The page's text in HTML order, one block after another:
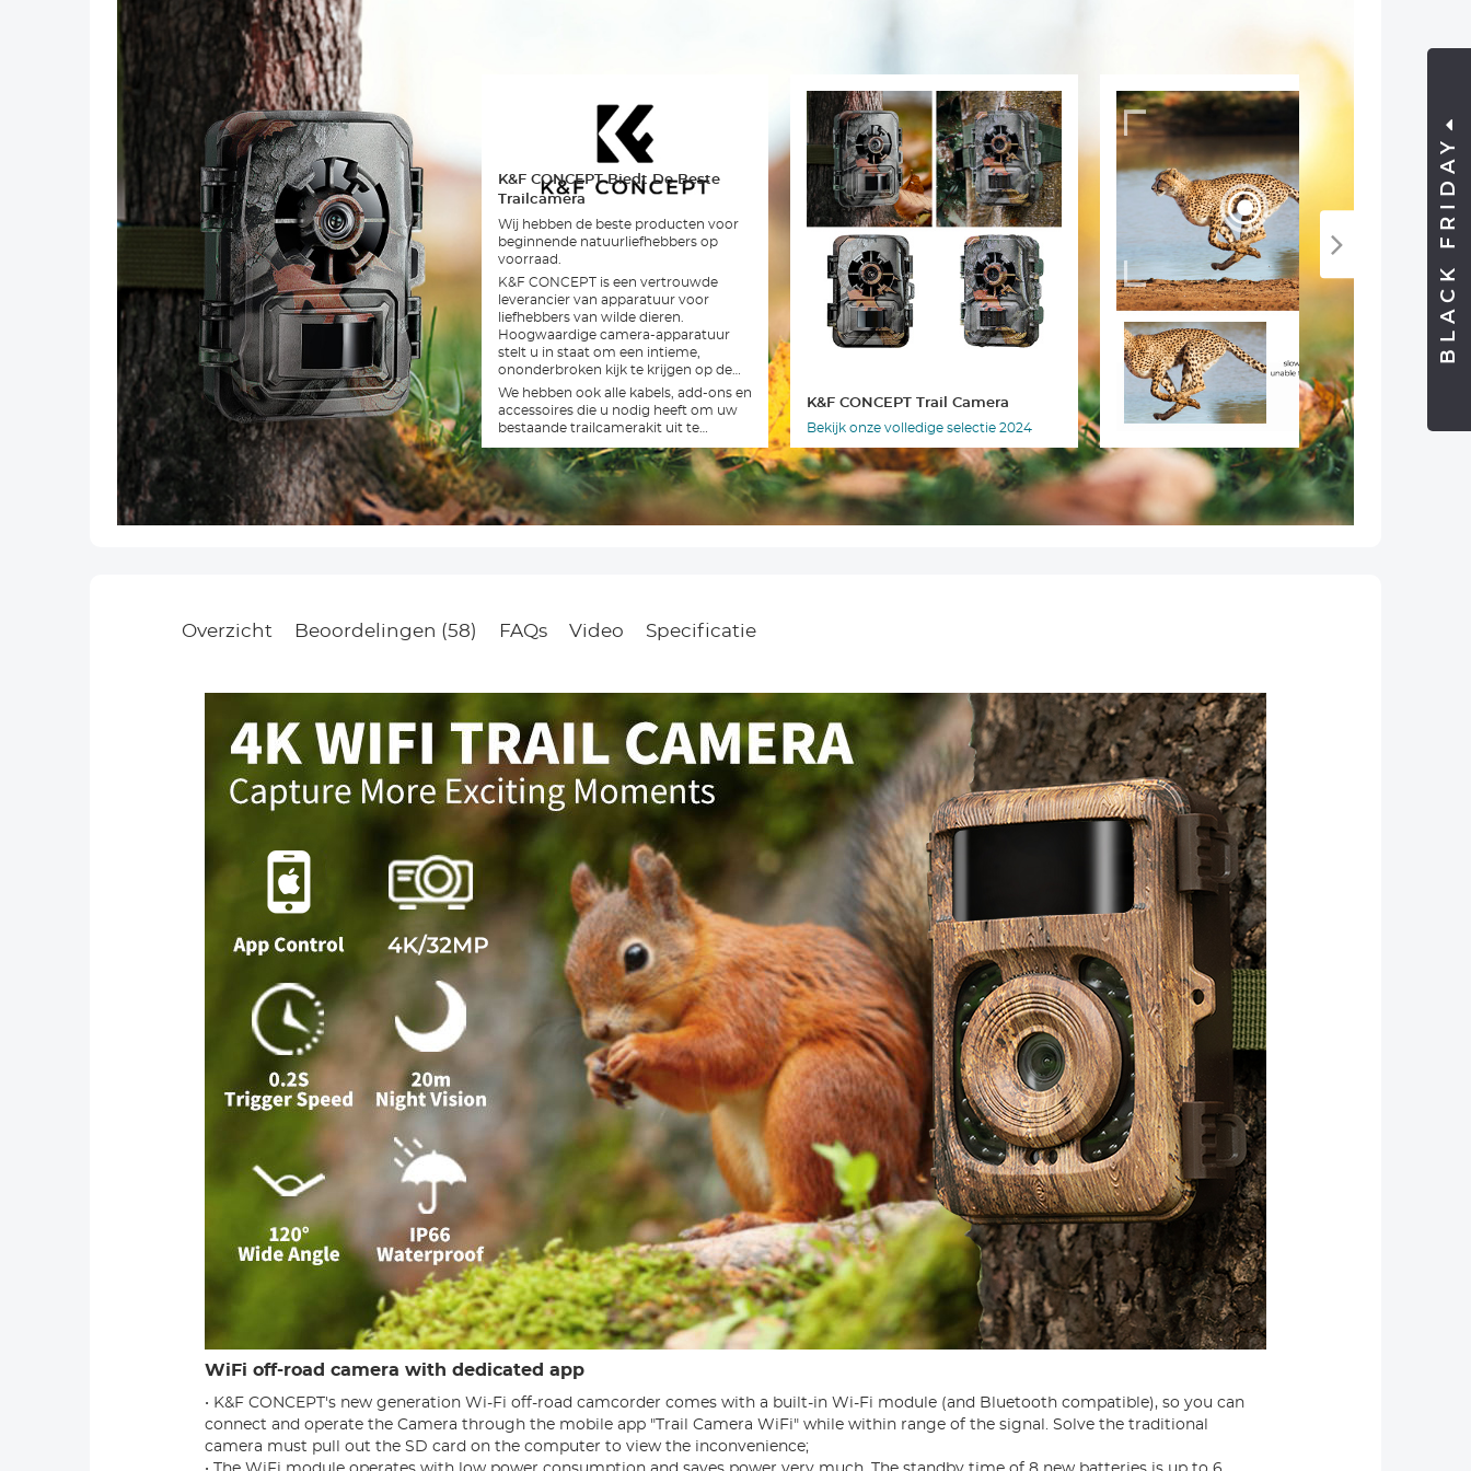
(S210)
K&F CONCEPT Biedt De Beste
Trailcamera
Wij hebben de beste producten voor
beginnende natuurliefhebbers op
voorraad.
K&F CONCEPT is een vertrouwde
leverancier van apparatuur voor
liefhebbers van wilde dieren.
Hoogwaardige camera-apparatuur
stelt u in staat om een ​​intieme,
ononderbroken kijk te krijgen op de
wezens waarmee we onze planeet
delen.
We hebben ook alle kabels, add-ons en
accessoires die u nodig heeft om uw
bestaande trailcamerakit uit te
breiden. Zoek gewoon snel op onze
website om te vinden wat u zoekt.
K&F CONCEPT Trail Camera
Bekijk onze volledige selectie 2024
Overzicht Beoordelingen (58) FAQs Video Specificatie
WiFi off-road camera with dedicated app
• K&F CONCEPT's new generation Wi-Fi off-road camcorder comes with a built-in Wi-Fi module (and Bluetooth compatible), so you can
connect and operate the Camera through the mobile app "Trail Camera WiFi" while within range of the signal. Solve the traditional
camera must pull out the SD card on the computer to view the inconvenience;
BLACK FRIDAY